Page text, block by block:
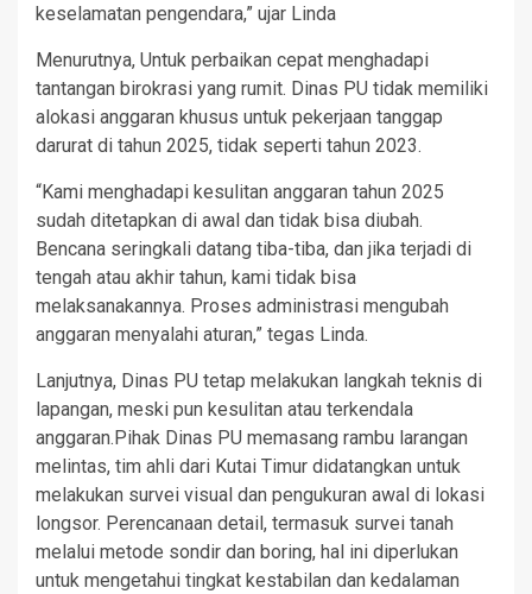
keselamatan pengendara,” ujar Linda
Menurutnya, Untuk perbaikan cepat menghadapi
tantangan birokrasi yang rumit. Dinas PU tidak memiliki
alokasi anggaran khusus untuk pekerjaan tanggap
darurat di tahun 2025, tidak seperti tahun 2023.
“Kami menghadapi kesulitan anggaran tahun 2025
sudah ditetapkan di awal dan tidak bisa diubah.
Bencana seringkali datang tiba-tiba, dan jika terjadi di
tengah atau akhir tahun, kami tidak bisa
melaksanakannya. Proses administrasi mengubah
anggaran menyalahi aturan,” tegas Linda.
Lanjutnya, Dinas PU tetap melakukan langkah teknis di
lapangan, meski pun kesulitan atau terkendala
anggaran.Pihak Dinas PU memasang rambu larangan
melintas, tim ahli dari Kutai Timur didatangkan untuk
melakukan survei visual dan pengukuran awal di lokasi
longsor. Perencanaan detail, termasuk survei tanah
melalui metode sondir dan boring, hal ini diperlukan
untuk mengetahui tingkat kestabilan dan kedalaman